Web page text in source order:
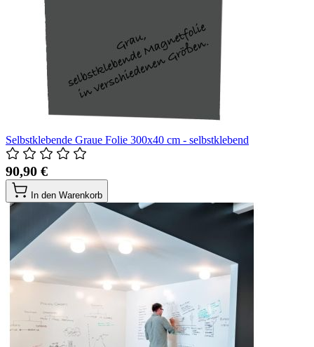
Selbstklebende Graue Folie 300x40 cm - selbstklebend
90,90 €
In den Warenkorb